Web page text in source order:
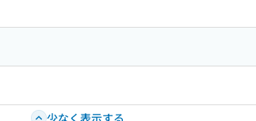
少なく表示する